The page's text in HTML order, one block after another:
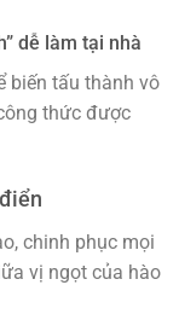
dễ làm tại nhà
biến tấu thành vô
thức được
chinh phục mọi
vị ngọt của hào